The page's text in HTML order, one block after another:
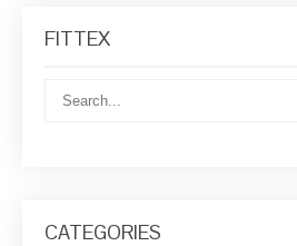
FITTEX
CATEGORIES